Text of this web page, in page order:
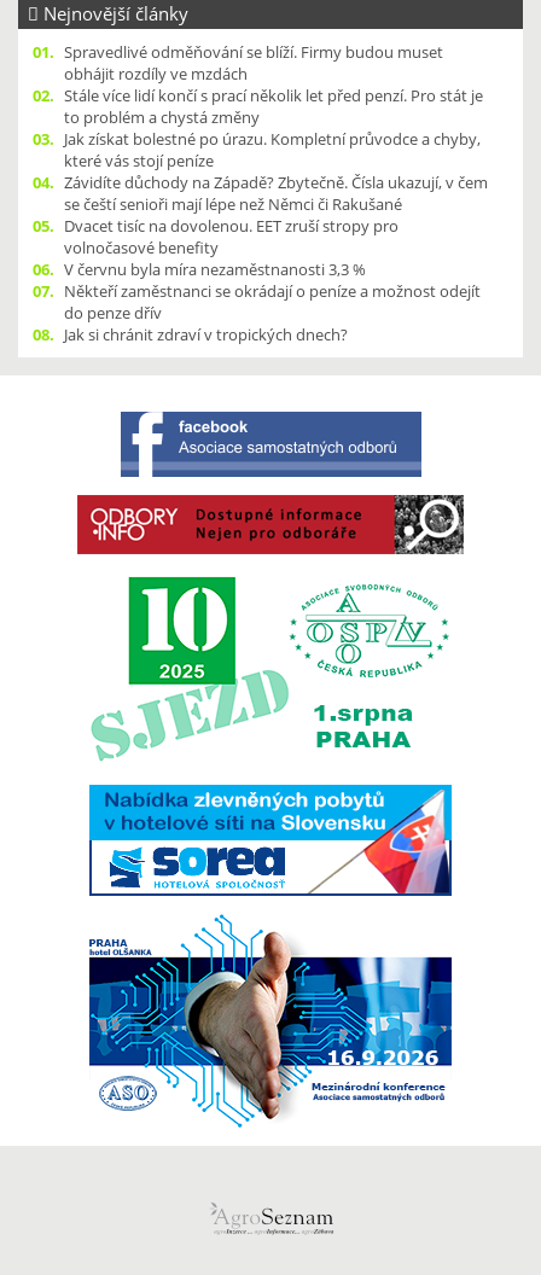
Nejnovější články
01. Spravedlivé odměňování se blíží. Firmy budou muset
obhájit rozdíly ve mzdách
02. Stále více lidí končí s prací několik let před penzí. Pro stát je
to problém a chystá změny
03. Jak získat bolestné po úrazu. Kompletní průvodce a chyby,
které vás stojí peníze
04. Závidíte důchody na Západě? Zbytečně. Čísla ukazují, v čem
se čeští senioři mají lépe než Němci či Rakušané
05. Dvacet tisíc na dovolenou. EET zruší stropy pro
volnočasové benefity
06. V červnu byla míra nezaměstnanosti 3,3 %
07. Někteří zaměstnanci se okrádají o peníze a možnost odejít
do penze dřív
08. Jak si chránit zdraví v tropických dnech?